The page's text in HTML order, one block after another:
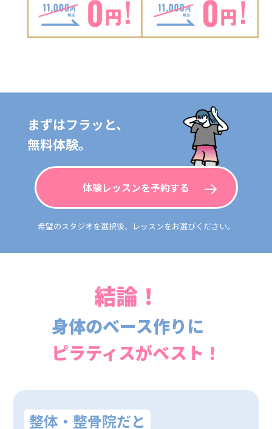
まずはフラッと、
無料体験。
体験レッスンを予約する
希望のスタジオを選択後、レッスンをお選びください。
結論！
身体のベース作りに
ピラティスがベスト！
整体・整骨院だと